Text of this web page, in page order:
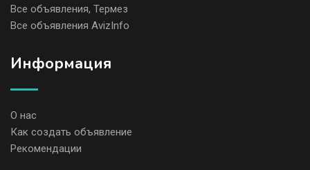
Все объявления, Термез
Все объявления AvizInfo
Информация
О нас
Как создать объявление
Рекомендации